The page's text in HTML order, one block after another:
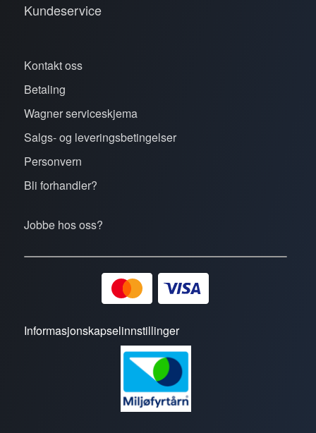
Kundeservice
Kontakt oss
Betaling
Wagner serviceskjema
Salgs- og leveringsbetingelser
Personvern
Bli forhandler?
Jobbe hos oss?
Informasjonskapselinnstillinger